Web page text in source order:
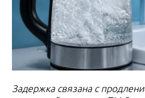
Задержка связана с